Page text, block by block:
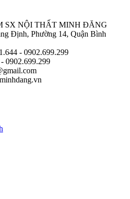
SX NỘI THẤT MINH ĐĂNG
Định, Phường 14, Quận Bình
- 0902.699.299
0902.699.299